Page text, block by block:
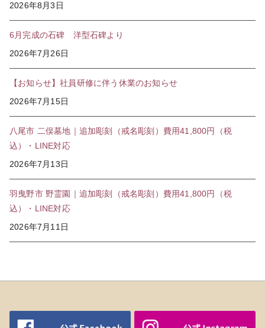
2026年8月3日
6月完成の石碑 洋型石碑より
2026年7月26日
【お知らせ】社員研修に伴う休業のお知らせ
2026年7月15日
八尾市 二俣墓地｜追加彫刻（戒名彫刻）費用41,800円（税
込）・LINE対応
2026年7月13日
羽曳野市 野霊園｜追加彫刻（戒名彫刻）費用41,800円（税
込）・LINE対応
2026年7月11日